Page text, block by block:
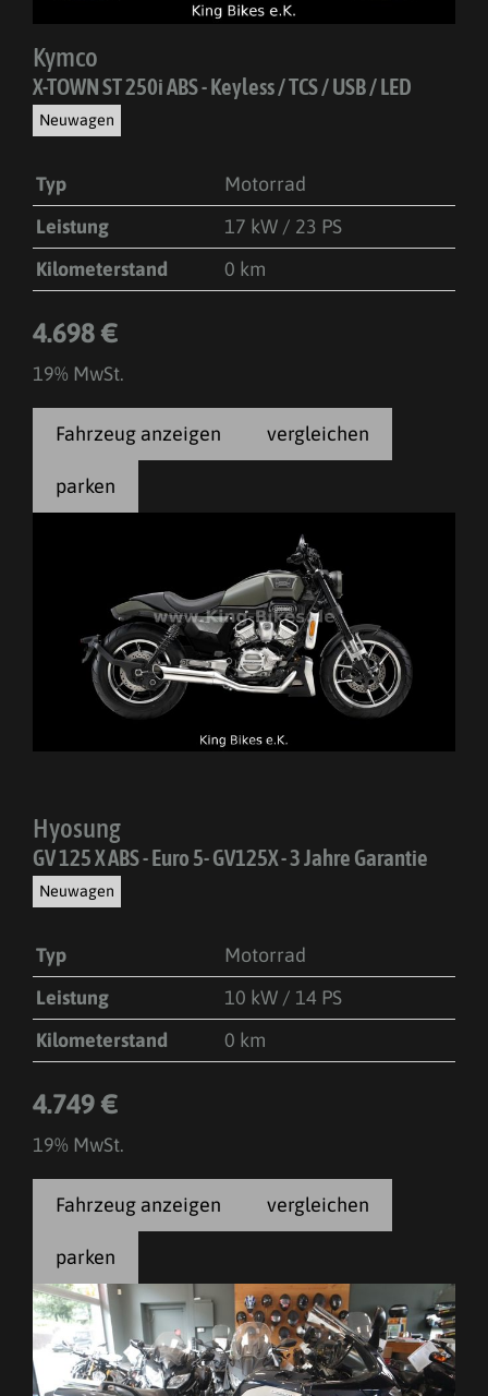
Kymco
X-TOWN ST 250i ABS - Keyless / TCS / USB / LED
Neuwagen
Typ
Motorrad
Leistung
17 kW / 23 PS
Kilometerstand
0 km
4.698 €
19% MwSt.
Fahrzeug anzeigen vergleichen
parken
Hyosung
GV 125 X ABS - Euro 5- GV125X - 3 Jahre Garantie
Neuwagen
Typ
Motorrad
Leistung
10 kW / 14 PS
Kilometerstand
0 km
4.749 €
19% MwSt.
Fahrzeug anzeigen vergleichen
parken